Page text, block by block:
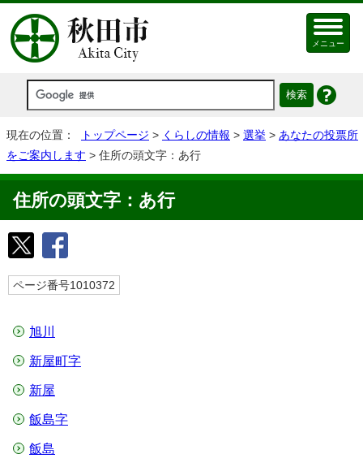
メニュー
現在の位置： トップページ > くらしの情報 > 選挙 > あなたの投票所
をご案内します > 住所の頭文字：あ行
住所の頭文字：あ行
ページ番号1010372
旭川
新屋町字
新屋
飯島字
飯島